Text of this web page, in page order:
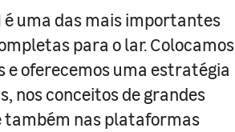
é uma das mais importantes
para o lar. Colocamos
e oferecemos uma estratégia
nos conceitos de grandes
também nas plataformas